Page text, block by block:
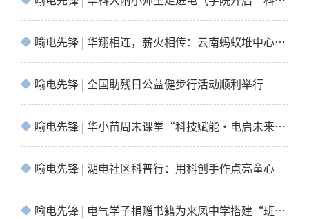
喻电先锋 | 华翔相连，薪火相传：云南蚂蚁堆中心完小与华科大附小师生走进电气学院体验…
喻电先锋 | 全国助残日公益健步行活动顺利举行
喻电先锋 | 华小苗周末课堂“科技赋能·电启未来”电气专场圆满落幕
喻电先锋 | 湖电社区科普行：用科创手作点亮童心
喻电先锋 | 电气学子捐赠书籍为来凤中学搭建“班级图书角”